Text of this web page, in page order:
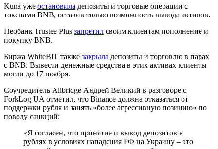
Kuna уже остановила депозиты и торговые операции с
токенами BNB, оставив только возможность вывода активов.
Необанк Trustee Plus запретил своим клиентам пополнение и
покупку BNB.
Биржа WhiteBIT также закрыла депозиты и торговлю в парах
с BNB. Вывести денежные средства в этих активах клиенты
могли до 17 ноября.
Соучредитель Allbridge Андрей Великий в разговоре с
ForkLog UA отметил, что Binance должна отказаться от
поддержки рубля и занять «более агрессивную позицию» по
поводу санкций:
«Я согласен, что принятие и вывод депозитов в
рублях в условиях нападения РФ на Украину – это